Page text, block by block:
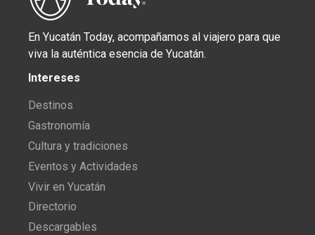
En Yucatán Today, acompañamos al viajero para que
viva la auténtica esencia de Yucatán.
Intereses
Destinos
Gastronomía
Cultura y tradiciones
Eventos y Actividades
Vivir en Yucatán
Directorio
Descargables